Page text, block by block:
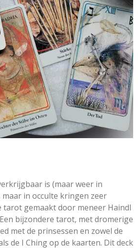
is (maar weer in
in occulte kringen zeer
tarot gemaakt door meneer Haindl
bijzondere tarot, met dromerige
met de prinsessen en zowel de
de I Ching op de kaarten. Dit deck